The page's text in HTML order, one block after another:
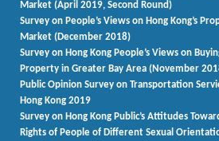
Market (April 2019, Second Round)
Survey on People’s Views on Hong Kong’s
Market (December 2018)
Survey on Hong Kong People’s Views on
Property in Greater Bay Area (November
Public Opinion Survey on Transportation
Hong Kong 2019
Survey on Hong Kong Public’s Attitudes
Rights of People of Different Sexual